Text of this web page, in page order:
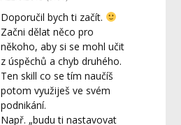
Doporučil bych ti začít.
Začni dělat něco pro
někoho, aby si se mohl učit
z úspěchů a chyb druhého.
Ten skill co se tím naučíš
potom využiješ ve svém
podnikání.
Např. „budu ti nastavovat